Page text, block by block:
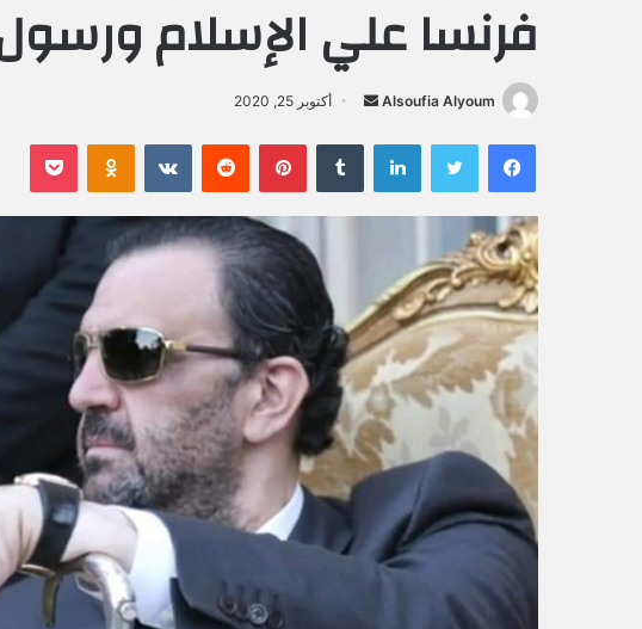
فرنسا علي الإسلام
Alsoufia Alyoum
ل
ب
ا
إ
ل
ك
ر
أكتوبر 25, 2020
فيسبوك لينكدإن بينتيريست